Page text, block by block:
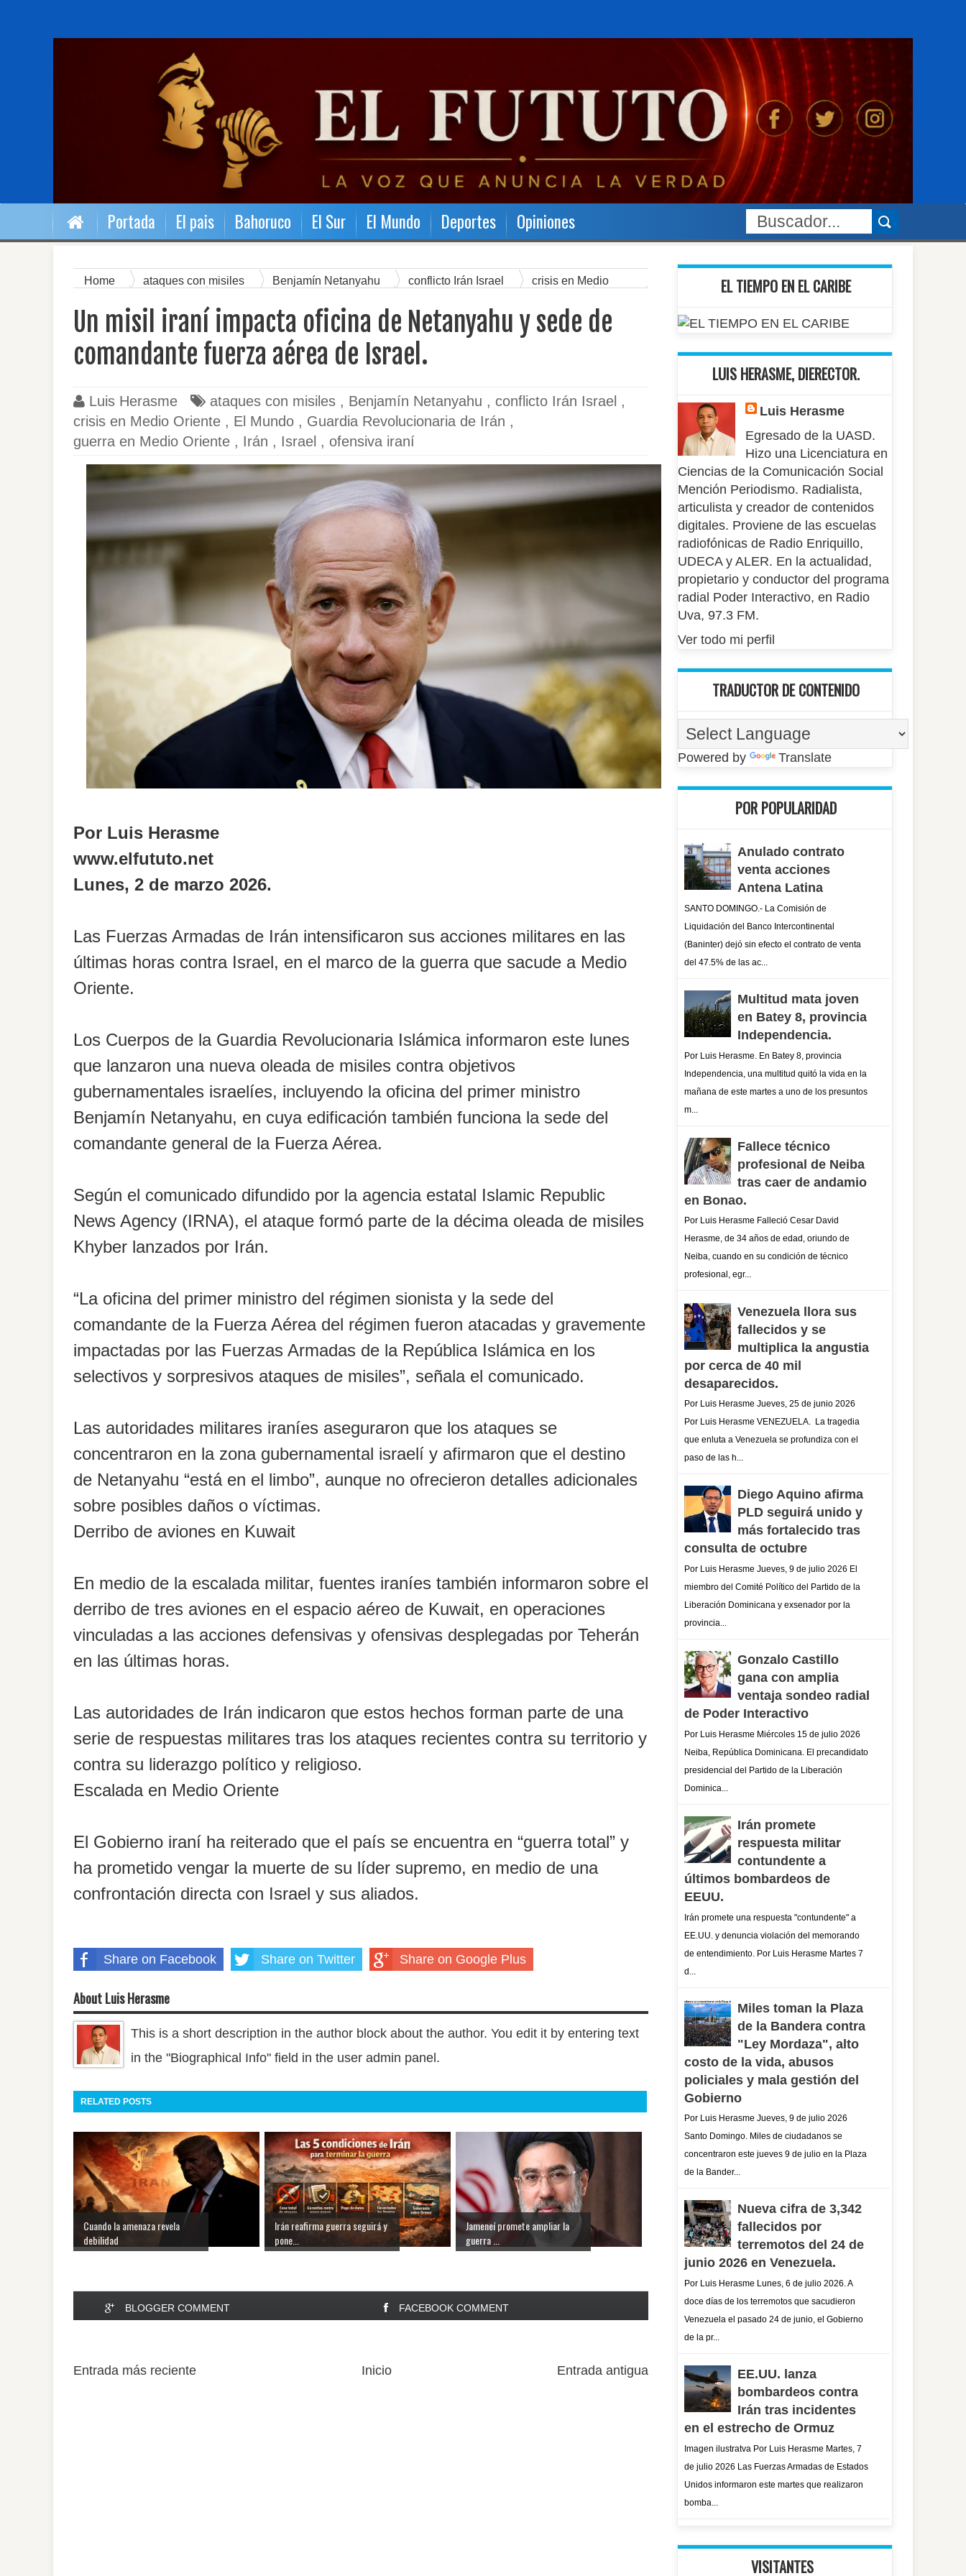
Portada El pais Bahoruco El Sur El Mundo Deportes Opiniones
Home ataques con misiles Benjamín Netanyahu conflicto Irán Israel
crisis en Medio
ofensiva iraní
Un misil iraní impacta oficina de Netanyahu y sede de comandante fuerza aérea de
Israel.
Un misil iraní impacta oficina de Netanyahu y sede de
comandante fuerza aérea de Israel.
Luis Herasme ataques con misiles , Benjamín Netanyahu , conflicto Irán Israel ,
crisis en Medio Oriente , El Mundo , Guardia Revolucionaria de Irán ,
guerra en Medio Oriente , Irán , Israel , ofensiva iraní
Por Luis Herasme
www.elfututo.net
Lunes, 2 de marzo 2026.
Las Fuerzas Armadas de Irán intensificaron sus acciones militares en las
últimas horas contra Israel, en el marco de la guerra que sacude a Medio
Oriente.
Los Cuerpos de la Guardia Revolucionaria Islámica informaron este lunes
que lanzaron una nueva oleada de misiles contra objetivos
gubernamentales israelíes, incluyendo la oficina del primer ministro
Benjamín Netanyahu, en cuya edificación también funciona la sede del
comandante general de la Fuerza Aérea.
Según el comunicado difundido por la agencia estatal Islamic Republic
News Agency (IRNA), el ataque formó parte de la décima oleada de misiles
Khyber lanzados por Irán.
“La oficina del primer ministro del régimen sionista y la sede del
comandante de la Fuerza Aérea del régimen fueron atacadas y gravemente
impactadas por las Fuerzas Armadas de la República Islámica en los
selectivos y sorpresivos ataques de misiles”, señala el comunicado.
Las autoridades militares iraníes aseguraron que los ataques se
concentraron en la zona gubernamental israelí y afirmaron que el destino
de Netanyahu “está en el limbo”, aunque no ofrecieron detalles adicionales
sobre posibles daños o víctimas.
Derribo de aviones en Kuwait
En medio de la escalada militar, fuentes iraníes también informaron sobre el
derribo de tres aviones en el espacio aéreo de Kuwait, en operaciones
vinculadas a las acciones defensivas y ofensivas desplegadas por Teherán
en las últimas horas.
Las autoridades de Irán indicaron que estos hechos forman parte de una
serie de respuestas militares tras los ataques recientes contra su territorio y
contra su liderazgo político y religioso.
Escalada en Medio Oriente
El Gobierno iraní ha reiterado que el país se encuentra en “guerra total” y
ha prometido vengar la muerte de su líder supremo, en medio de una
confrontación directa con Israel y sus aliados.
Share on Facebook Share on Twitter Share on Google Plus
About Luis Herasme
This is a short description in the author block about the author. You edit it by entering text
in the "Biographical Info" field in the user admin panel.
RELATED POSTS
Cuando la amenaza revela
debilidad
Irán reafirma guerra seguirá y
pone...
Jameneí promete ampliar la
guerra ...
BLOGGER COMMENT FACEBOOK COMMENT
Entrada más reciente Entrada antigua
Inicio
EL TIEMPO EN EL CARIBE
LUIS HERASME, DIERECTOR.
Luis Herasme
Egresado de la UASD.
Hizo una Licenciatura en
Ciencias de la Comunicación Social
Mención Periodismo. Radialista,
articulista y creador de contenidos
digitales. Proviene de las escuelas
radiofónicas de Radio Enriquillo,
UDECA y ALER. En la actualidad,
propietario y conductor del programa
radial Poder Interactivo, en Radio
Uva, 97.3 FM.
Ver todo mi perfil
TRADUCTOR DE CONTENIDO
Powered by Translate
POR POPULARIDAD
Anulado contrato
venta acciones
Antena Latina
SANTO DOMINGO.- La Comisión de
Liquidación del Banco Intercontinental
(Baninter) dejó sin efecto el contrato de venta
del 47.5% de las ac...
Multitud mata joven
en Batey 8, provincia
Independencia.
Por Luis Herasme. En Batey 8, provincia
Independencia, una multitud quitó la vida en la
mañana de este martes a uno de los presuntos
m...
Fallece técnico
profesional de Neiba
tras caer de andamio
en Bonao.
Por Luis Herasme Falleció Cesar David
Herasme, de 34 años de edad, oriundo de
Neiba, cuando en su condición de técnico
profesional, egr...
Venezuela llora sus
fallecidos y se
multiplica la angustia
por cerca de 40 mil
desaparecidos.
Por Luis Herasme Jueves, 25 de junio 2026
Por Luis Herasme VENEZUELA. La tragedia
que enluta a Venezuela se profundiza con el
paso de las h...
Diego Aquino afirma
PLD seguirá unido y
más fortalecido tras
consulta de octubre
Por Luis Herasme Jueves, 9 de julio 2026 El
miembro del Comité Político del Partido de la
Liberación Dominicana y exsenador por la
provincia...
Gonzalo Castillo
gana con amplia
ventaja sondeo radial
de Poder Interactivo
Por Luis Herasme Miércoles 15 de julio 2026
Neiba, República Dominicana. El precandidato
presidencial del Partido de la Liberación
Dominica...
Irán promete
respuesta militar
contundente a
últimos bombardeos de
EEUU.
Irán promete una respuesta "contundente" a
EE.UU. y denuncia violación del memorando
de entendimiento. Por Luis Herasme Martes 7
d...
Miles toman la Plaza
de la Bandera contra
"Ley Mordaza", alto
costo de la vida, abusos
policiales y mala gestión del
Gobierno
Por Luis Herasme Jueves, 9 de julio 2026
Santo Domingo. Miles de ciudadanos se
concentraron este jueves 9 de julio en la Plaza
de la Bander...
Nueva cifra de 3,342
fallecidos por
terremotos del 24 de
junio 2026 en Venezuela.
Por Luis Herasme Lunes, 6 de julio 2026. A
doce días de los terremotos que sacudieron
Venezuela el pasado 24 de junio, el Gobierno
de la pr...
EE.UU. lanza
bombardeos contra
Irán tras incidentes
en el estrecho de Ormuz
Imagen ilustratva Por Luis Herasme Martes, 7
de julio 2026 Las Fuerzas Armadas de Estados
Unidos informaron este martes que realizaron
bomba...
VISITANTES